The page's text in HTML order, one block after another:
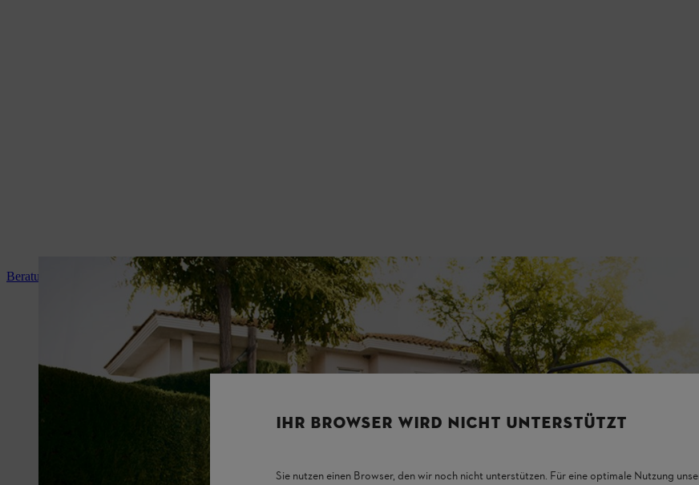
Beratung und Produkteinweisung
IHR BROWSER WIRD NICHT UNTERSTÜTZT
Sie nutzen einen Browser, den wir noch nicht unterstützen. Für eine optimale Nutzung